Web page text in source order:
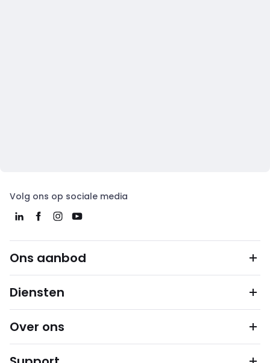
Volg ons op sociale media
Ons aanbod
Diensten
Over ons